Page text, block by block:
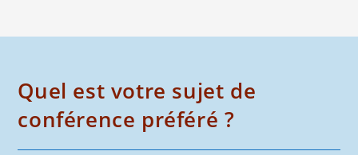
Quel est votre sujet de
conférence préféré ?